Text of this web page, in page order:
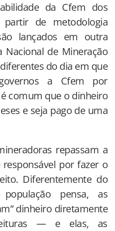
da Cfem dos
de metodologia
lançados em outra
Nacional de Mineração
do dia em que
a Cfem por
comum que o dinheiro
e seja pago de uma
repassam a
por fazer o
Diferentemente do
pensa, as
dinheiro diretamente
— e elas, as